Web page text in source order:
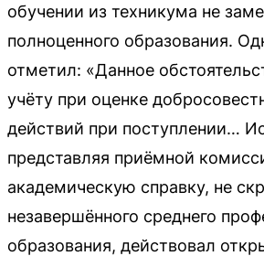
обучении из техникума не
полноценного образования.
отметил: «Данное
учёту при оценке
действий при поступлении…
представляя приёмной
академическую справку, не
незавершённого среднего
образования, действовал